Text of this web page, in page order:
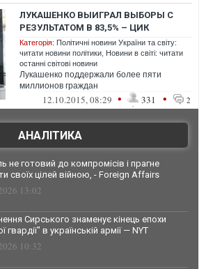
ЛУКАШЕНКО ВЫИГРАЛ ВЫБОРЫ С
РЕЗУЛЬТАТОМ В 83,5% – ЦИК
Категорія: Політичні новини України та світу:
читати новини політики Новини в світі: читати
останні світові новини
Лукашенко поддержали более пяти
миллионов граждан
12.10.2015, 08:29 • 331 • 2
АНАЛІТИКА
не готовий до компромісів і прагне
своїх цілей війною, - Foreign Affairs
13:02
Сирського знаменує кінець епохи
гвардії" в українській армії — NYT
10:32